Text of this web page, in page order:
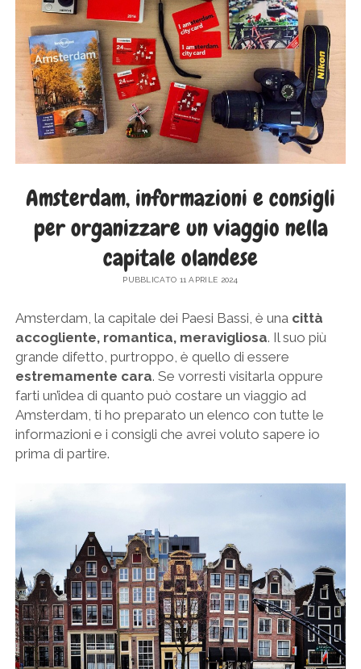
SICILIA
TOSCANA
UMBRIA
VENETO
GERMANIA
GRECIA
PAESI BASSI
REPUBBLICA DI SAN MARINO
SLOVACCHIA
SPAGNA
SVEZIA
UNGHERIA
twitterfacebook
instagram
pinterestyoutube
email
Amsterdam, informazioni e consigli
per organizzare un viaggio nella
capitale olandese
PUBBLICATO 11 APRILE 2024
Amsterdam, la capitale dei Paesi Bassi, è una città
accogliente, romantica, meravigliosa. Il suo più
grande difetto, purtroppo, è quello di essere
estremamente cara. Se vorresti visitarla oppure
farti un’idea di quanto può costare un viaggio ad
Amsterdam, ti ho preparato un elenco con tutte le
informazioni e i consigli che avrei voluto sapere io
prima di partire.